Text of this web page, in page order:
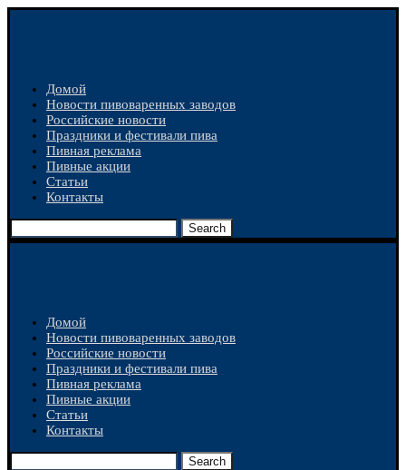
Домой
Новости пивоваренных заводов
Российские новости
Праздники и фестивали пива
Пивная реклама
Пивные акции
Статьи
Контакты
Search
Домой
Новости пивоваренных заводов
Российские новости
Праздники и фестивали пива
Пивная реклама
Пивные акции
Статьи
Контакты
Search